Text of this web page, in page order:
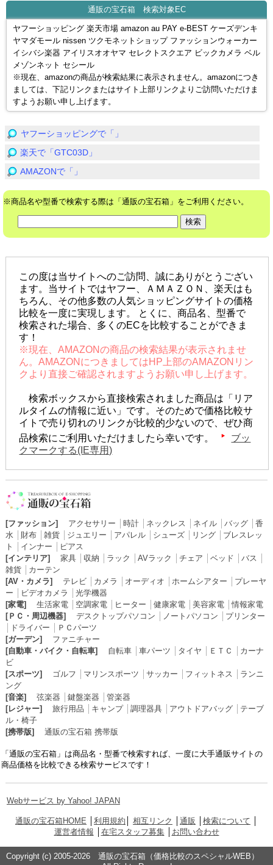
通販の宝石箱 検索対象EC
ヤフーショッピング 楽天市場 amazon au PAY e-BEST ケーズデンキ
ヤマダモール nissen ツクモネットショップ ファッションウォーカー
イシバシ楽器 アイリスオオヤマ セレクトスクエア ビックカメラ ベル
メゾンネット セシール
※現在、amazonの商品が検索結果に表示されません。amazonにつき
ましては、下記リンクまたはサイト上部リンクよりご訪問いただけま
すようお願い申し上げます。
ヤフーショッピングで「」
楽天で「GTC03D」
AMAZONで「」
※商品名や型番で検索する際は「通販の宝石箱」をご利用ください。
この度は当サイトへのご訪問、誠にありがとうござい
ます。当サイトではヤフー、ＡＭＡＺＯＮ、楽天はも
ちろん、その他多数の人気ショッピングサイトの価格
比較を一度に実現します。 とくに、商品名、型番で
検索された場合、多くのECを比較することができま
す！
※現在、AMAZONの商品の検索結果が表示されませ
ん。AMAZONにつきましてはHP上部のAMAZONリン
クより直接ご確認されますようお願い申し上げます。
検索ボックスから直接検索されました商品は「リア
ルタイムの情報に近い」です。そのためで価格比較サ
イトで売り切れのリンクが比較的少ないので、ぜひ商
品検索にご利用いただけましたら幸いです。
ブッ
クマークする(IE専用)
[ファッション] アクセサリー 時計│ ネックレス ネイル│ バッグ│ 香
水
財布│ 雑貨│ ジュエリー アパレル│ シューズ│ リング│ ブレスレッ
ト
インナー
ピアス
[インテリア]
家具│ 収納 ラック AVラック チェア ベッド バス
雑貨│ カーテン
[AV・カメラ]
テレビ│ カメラ オーディオ ホームシアター
プレーヤ
ー
ビデオカメラ
光学機器
[家電]
生活家電│ 空調家電│ ヒーター 健康家電│ 美容家電│情報家電
[ＰＣ・周辺機器]
デスクトップパソコン ノートパソコン
プリンター
ドライバー
ＰＣパーツ
[ガーデン]
ファニチャー
[自動車・バイク・自転車]
自転車│ 車パーツ タイヤ ＥＴＣ
カーナ
ビ
[スポーツ]
ゴルフ マリンスポーツ サッカー フィットネス
ランニ
ング
[音楽]
弦楽器 鍵盤楽器
管楽器
[レジャー]
旅行用品 キャンプ│ 調理器具│ アウトドアバッグ│ テーブ
ル・椅子
[携帯版]
通販の宝石箱 携帯版
「通販の宝石箱」は商品名・型番で検索すれば、一度に大手通販サイトの
商品価格を比較できる検索サービスです！
Webサービス by Yahoo! JAPAN
通販の宝石箱HOME 利用規約 相互リンク 通販 検索について
運営者情報
在宅スタッフ募集│ お問い合わせ
Copyright (c) 2005-2026 通販の宝石箱（価格比較のスペシャルWEB）